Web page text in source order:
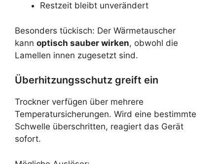
Restzeit bleibt unverändert
Besonders tückisch: Der Wärmetauscher
kann optisch sauber wirken, obwohl die
Lamellen innen zugesetzt sind.
Überhitzungsschutz greift ein
Trockner verfügen über mehrere
Temperatursicherungen. Wird eine bestimmte
Schwelle überschritten, reagiert das Gerät
sofort.